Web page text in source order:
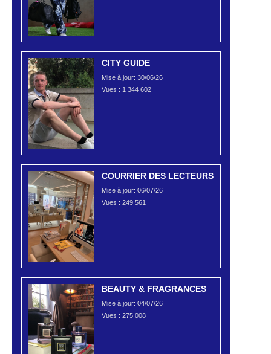
CITY GUIDE
Mise à jour: 30/06/26
Vues : 1 344 602
COURRIER DES LECTEURS
Mise à jour: 06/07/26
Vues : 249 561
BEAUTY & FRAGRANCES
Mise à jour: 04/07/26
Vues : 275 008